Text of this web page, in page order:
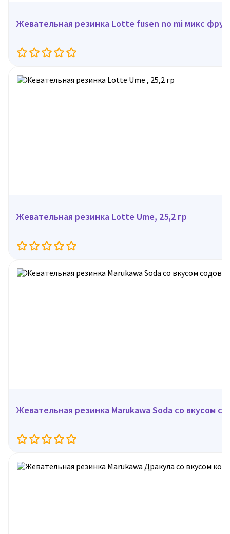
Жевательная резинка Lotte
Жевательная резинка Lotte Ume, 25,2 гр
Жевательная резинка Marukawa Soda со вкусом